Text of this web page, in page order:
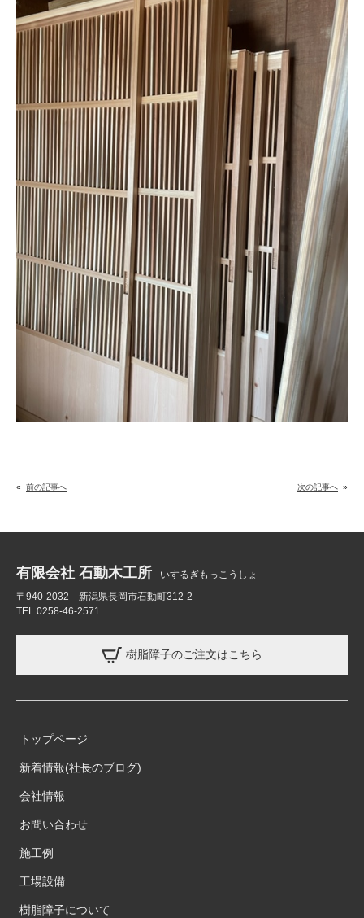
« 前の記事へ 次の記事へ »
有限会社 石動木工所
いするぎもっこうしょ
〒940-2032 新潟県長岡市石動町312-2
TEL 0258-46-2571
樹脂障子のご注文はこちら
トップページ
新着情報(社長のブログ)
会社情報
お問い合わせ
施工例
工場設備
樹脂障子について